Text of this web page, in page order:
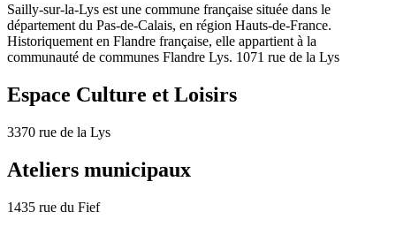
Sailly-sur-la-Lys est une commune française située dans le
département du Pas-de-Calais, en région Hauts-de-France.
Historiquement en Flandre française, elle appartient à la
communauté de communes Flandre Lys. 1071 rue de la Lys
Espace Culture et Loisirs
3370 rue de la Lys
Ateliers municipaux
1435 rue du Fief